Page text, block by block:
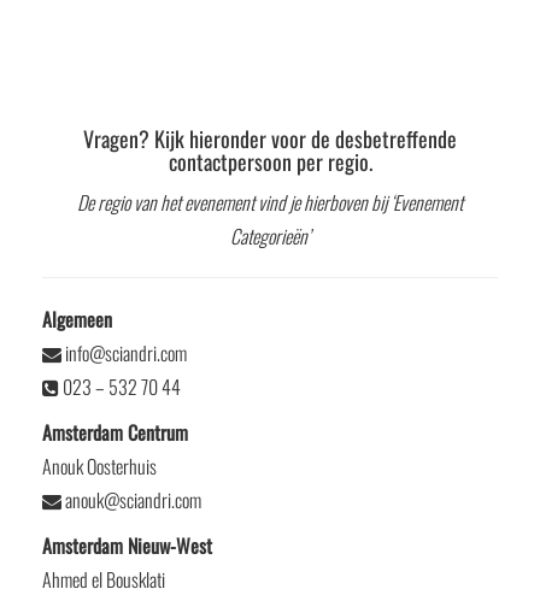
Vragen? Kijk hieronder voor de desbetreffende
contactpersoon per regio.
De regio van het evenement vind je hierboven bij ‘Evenement
Categorieën’
Algemeen
info@sciandri.com
023 – 532 70 44
Amsterdam Centrum
Anouk Oosterhuis
anouk@sciandri.com
Amsterdam Nieuw-West
Ahmed el Bousklati